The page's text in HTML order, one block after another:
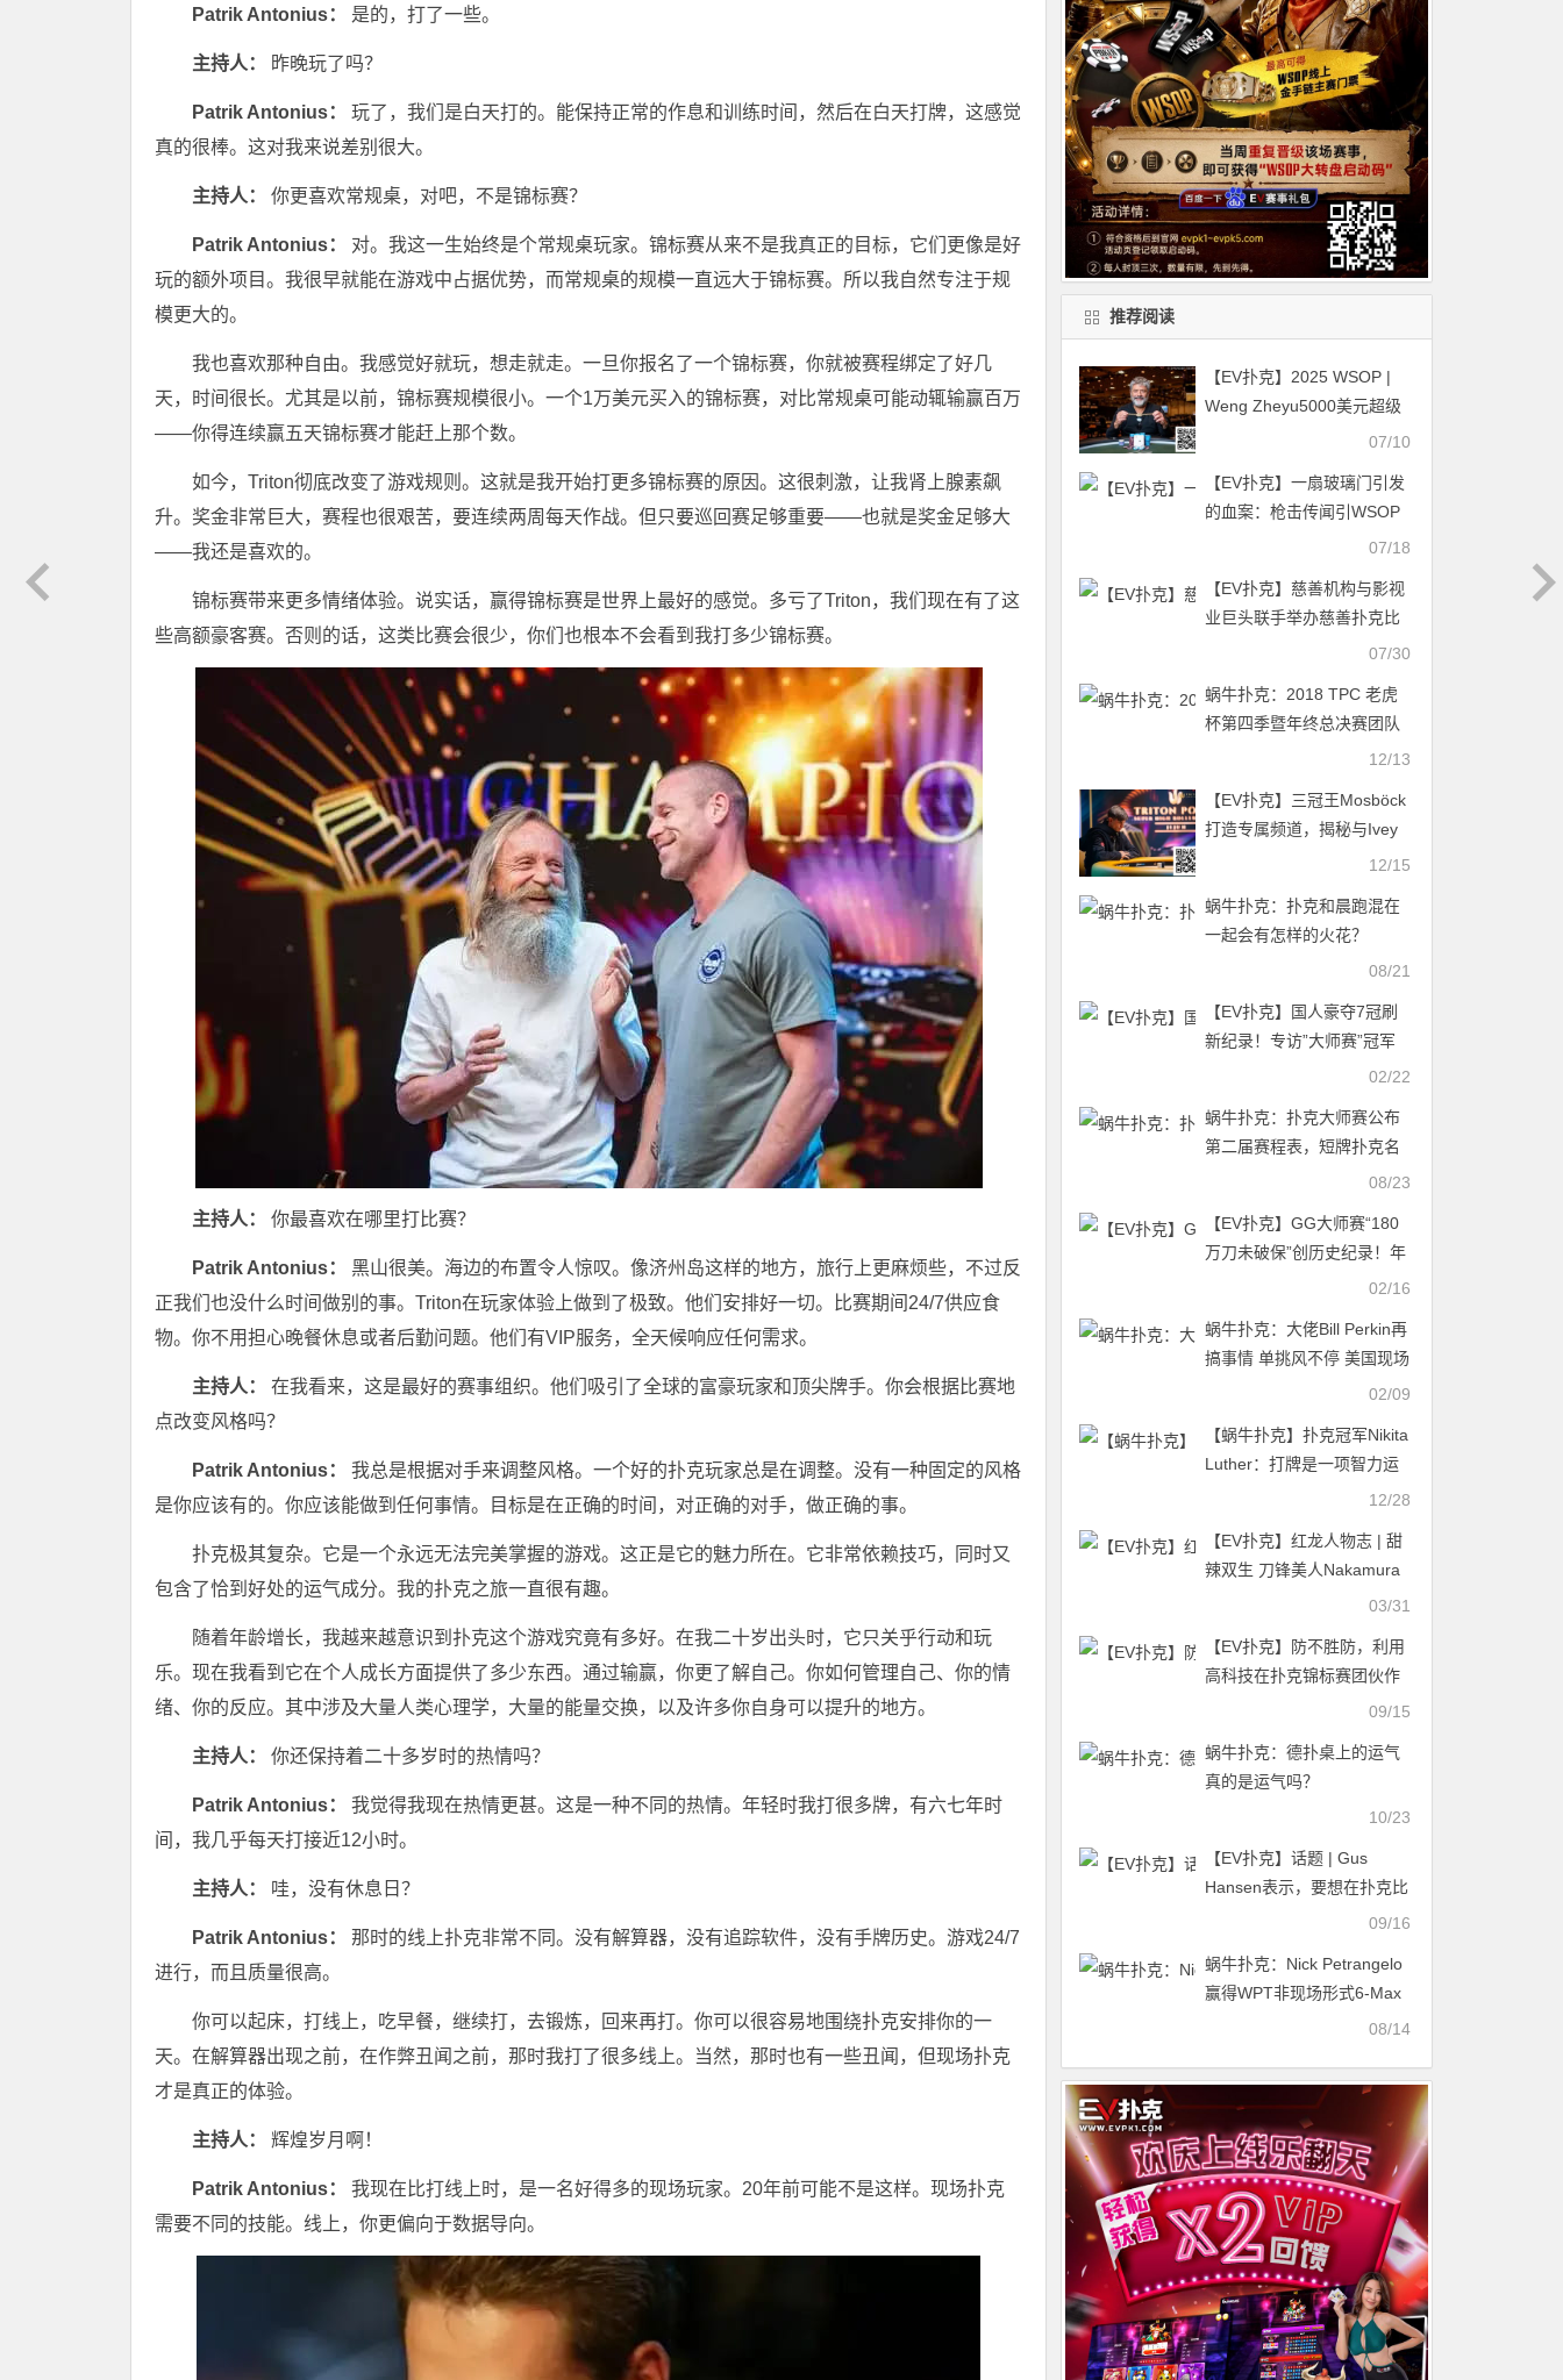
Patrik Antonius： 是的，打了一些。
主持人： 昨晚玩了吗？
Patrik Antonius：
玩了，我们是白天打的。能保持正常的作息和训练时间，然后在白天打牌，这感觉
真的很棒。这对我来说差别很大。
主持人： 你更喜欢常规桌，对吧，不是锦标赛？
Patrik Antonius：
对。我这一生始终是个常规桌玩家。锦标赛从来不是我真正的目标，它们更像是好
玩的额外项目。我很早就能在游戏中占据优势，而常规桌的规模一直远大于锦标赛。所以我自然专注于规
模更大的。
我也喜欢那种自由。我感觉好就玩，想走就走。一旦你报名了一个锦标赛，你就被赛程绑定了好几
天，时间很长。尤其是以前，锦标赛规模很小。一个1万美元买入的锦标赛，对比常规桌可能动辄输赢百万
——你得连续赢五天锦标赛才能赶上那个数。
如今，Triton彻底改变了游戏规则。这就是我开始打更多锦标赛的原因。这很刺激，让我肾上腺素飙
升。奖金非常巨大，赛程也很艰苦，要连续两周每天作战。但只要巡回赛足够重要——也就是奖金足够大
——我还是喜欢的。
锦标赛带来更多情绪体验。说实话，赢得锦标赛是世界上最好的感觉。多亏了Triton，我们现在有了这
些高额豪客赛。否则的话，这类比赛会很少，你们也根本不会看到我打多少锦标赛。
主持人： 你最喜欢在哪里打比赛？
Patrik Antonius：
黑山很美。海边的布置令人惊叹。像济州岛这样的地方，旅行上更麻烦些，不过反
正我们也没什么时间做别的事。Triton在玩家体验上做到了极致。他们安排好一切。比赛期间24/7供应食
物。你不用担心晚餐休息或者后勤问题。他们有VIP服务，全天候响应任何需求。
主持人：
在我看来，这是最好的赛事组织。他们吸引了全球的富豪玩家和顶尖牌手。你会根据比赛地
点改变风格吗？
Patrik Antonius：
我总是根据对手来调整风格。一个好的扑克玩家总是在调整。没有一种固定的风格
是你应该有的。你应该能做到任何事情。目标是在正确的时间，对正确的对手，做正确的事。
扑克极其复杂。它是一个永远无法完美掌握的游戏。这正是它的魅力所在。它非常依赖技巧，同时又
包含了恰到好处的运气成分。我的扑克之旅一直很有趣。
随着年龄增长，我越来越意识到扑克这个游戏究竟有多好。在我二十岁出头时，它只关乎行动和玩
乐。现在我看到它在个人成长方面提供了多少东西。通过输赢，你更了解自己。你如何管理自己、你的情
绪、你的反应。其中涉及大量人类心理学，大量的能量交换，以及许多你自身可以提升的地方。
主持人： 你还保持着二十多岁时的热情吗？
Patrik Antonius：
我觉得我现在热情更甚。这是一种不同的热情。年轻时我打很多牌，有六七年时
间，我几乎每天打接近12小时。
主持人： 哇，没有休息日？
Patrik Antonius：
那时的线上扑克非常不同。没有解算器，没有追踪软件，没有手牌历史。游戏24/7
进行，而且质量很高。
你可以起床，打线上，吃早餐，继续打，去锻炼，回来再打。你可以很容易地围绕扑克安排你的一
天。在解算器出现之前，在作弊丑闻之前，那时我打了很多线上。当然，那时也有一些丑闻，但现场扑克
才是真正的体验。
主持人： 辉煌岁月啊！
Patrik Antonius：
我现在比打线上时，是一名好得多的现场玩家。20年前可能不是这样。现场扑克
需要不同的技能。线上，你更偏向于数据导向。
推荐阅读
【EV扑克】2025 WSOP |
Weng Zheyu5000美元超级
07/10
【EV扑克】一扇玻璃门引发
的血案：枪击传闻引WSOP
赛场骚乱，丹牛等多位职牌
07/18
【EV扑克】慈善机构与影视
业巨头联手举办慈善扑克比
07/30
蜗牛扑克：2018 TPC 老虎
杯第四季暨年终总决赛团队
12/13
【EV扑克】三冠王Mosböck
打造专属频道，揭秘与Ivey
12/15
蜗牛扑克：扑克和晨跑混在
一起会有怎样的火花？
08/21
【EV扑克】国人豪夺7冠刷
新纪录！专访”大师赛”冠军
牌手，策略“打得激进+运用
02/22
蜗牛扑克：扑克大师赛公布
第二届赛程表，短牌扑克名
08/23
【EV扑克】GG大师赛“180
万刀未破保”创历史纪录！年
年“亏本”还要办的真正用意
02/16
蜗牛扑克：大佬Bill Perkin再
搞事情 单挑风不停 美国现场
02/09
【蜗牛扑克】扑克冠军Nikita
Luther：打牌是一项智力运
12/28
【EV扑克】红龙人物志 | 甜
辣双生 刀锋美人Nakamura
03/31
【EV扑克】防不胜防，利用
高科技在扑克锦标赛团伙作
弊， 5人搞了29次才被抓09/15
蜗牛扑克：德扑桌上的运气
真的是运气吗？
10/23
【EV扑克】话题 | Gus
Hansen表示，要想在扑克比
赛中取得成绩，“陪练伙伴”
09/16
蜗牛扑克：Nick Petrangelo
赢得WPT非现场形式6-Max
08/14